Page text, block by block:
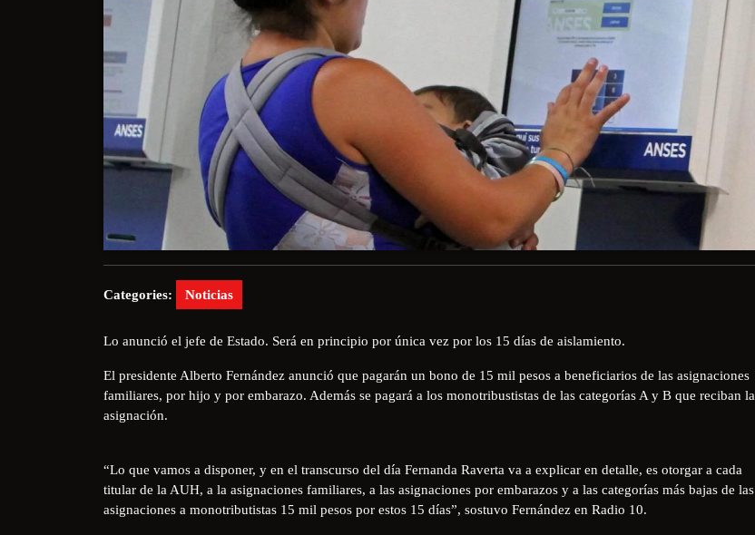
Categories: Noticias
Lo anunció el jefe de Estado. Será en principio por única vez por los 15 días de aislamiento.
El presidente Alberto Fernández anunció que pagarán un bono de 15 mil pesos a beneficiarios de las asignaciones
familiares, por hijo y por embarazo. Además se pagará a los monotribustistas de las categorías A y B que reciban la
asignación.
“Lo que vamos a disponer, y en el transcurso del día Fernanda Raverta va a explicar en detalle, es otorgar a cada
titular de la AUH, a la asignaciones familiares, a las asignaciones por embarazos y a las categorías más bajas de las
asignaciones a monotributistas 15 mil pesos por estos 15 días”, sostuvo Fernández en Radio 10.